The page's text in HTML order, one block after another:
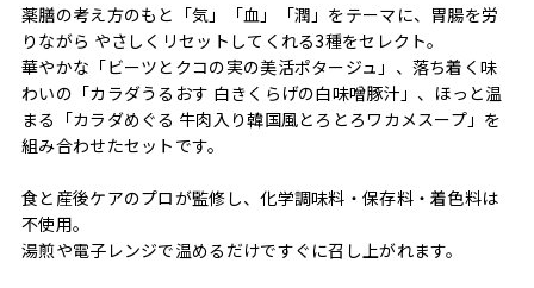
薬膳の考え方のもと「気」「血」「潤」をテーマに、胃腸を労
りながら やさしくリセットしてくれる3種をセレクト。
華やかな「ビーツとクコの実の美活ポタージュ」、落ち着く味
わいの「カラダうるおす 白きくらげの白味噌豚汁」、ほっと温
まる「カラダめぐる 牛肉入り韓国風とろとろワカメスープ」を
組み合わせたセットです。
食と産後ケアのプロが監修し、化学調味料・保存料・着色料は
不使用。
湯煎や電子レンジで温めるだけですぐに召し上がれます。